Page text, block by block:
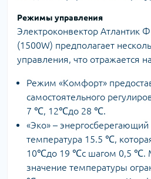
Режимы управления
Электроконвектор Атлантик
(1500W) предполагает
управления, что отражается
Режим «Комфорт»
самостоятельного
7 ℃, 12℃до 28 ℃.
«Эко» –
температура 15.5 ℃,
10℃до 19 ℃с шагом 0,5 ℃.
значение температуры